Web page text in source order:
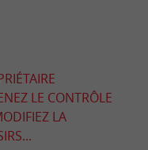
LE CONTRÔLE
LA